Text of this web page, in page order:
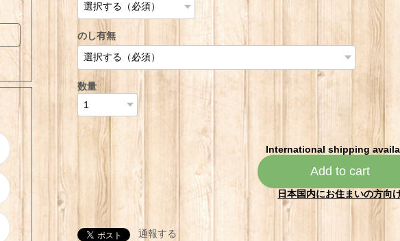
のし有無
数量
International shipping
Add to cart
日本国内にお住まいの方向
通報する